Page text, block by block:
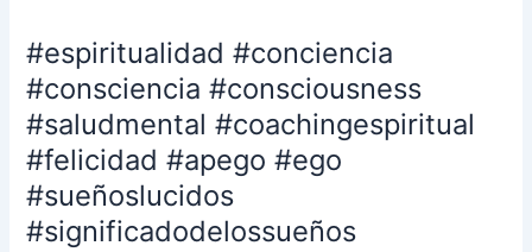
#espiritualidad #conciencia
#consciencia #consciousness
#saludmental #coachingespiritual
#felicidad #apego #ego
#sueñoslucidos
#significadodelossueños
Si
tenía
que
correr
para
alcanzar
un
autobús